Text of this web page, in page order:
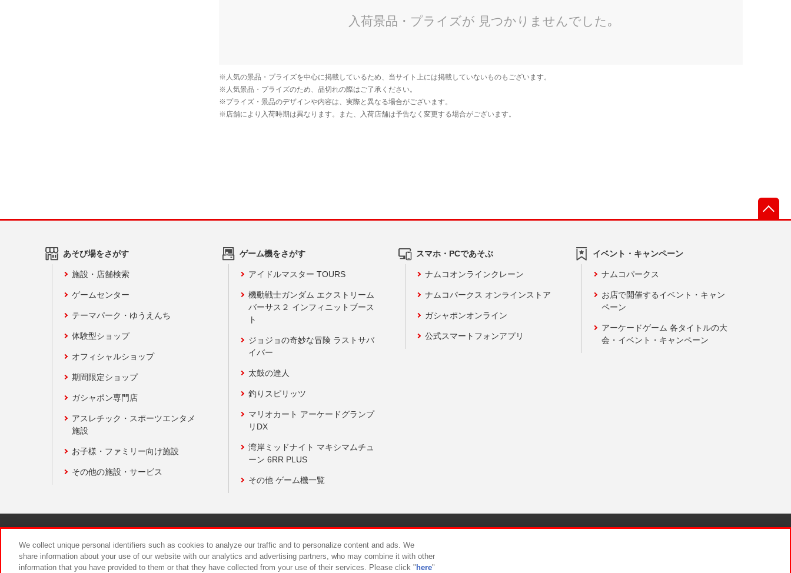
あそび場をさがす
施設・店舗検索
ゲームセンター
テーマパーク・ゆうえんち
体験型ショップ
オフィシャルショップ
期間限定ショップ
ガシャポン専門店
アスレチック・スポーツエンタメ
施設
お子様・ファミリー向け施設
その他の施設・サービス
ゲーム機をさがす
アイドルマスター TOURS
機動戦士ガンダム エクストリーム
バーサス２ インフィニットブース
ト
ジョジョの奇妙な冒険 ラストサバ
イバー
太鼓の達人
釣りスピリッツ
マリオカート アーケードグランプ
リDX
湾岸ミッドナイト マキシマムチュ
ーン 6RR PLUS
その他 ゲーム機一覧
スマホ・PCであそぶ
ナムコオンラインクレーン
ナムコパークス オンラインストア
ガシャポンオンライン
公式スマートフォンアプリ
イベント・キャンペーン
ナムコパークス
お店で開催するイベント・キャン
ペーン
アーケードゲーム 各タイトルの大
会・イベント・キャンペーン
食品のご提供について カスタマーハラスメント対応方針
We collect unique personal identifiers such as cookies to analyze our traffic and to personalize content and ads. We
share information about your use of our website with our analytics and advertising partners, who may combine it with other
information that you have provided to them or that they have collected from your use of their services. Please click " here"